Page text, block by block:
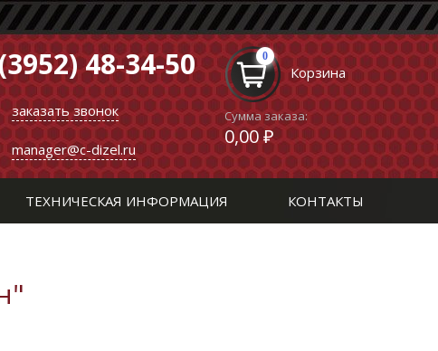
48-34-50
заказать звонок
manager@c-dizel.ru
0
Корзина
Сумма заказа:
0,00 ₽
ТЕХНИЧЕСКАЯ ИНФОРМАЦИЯ КОНТАКТЫ